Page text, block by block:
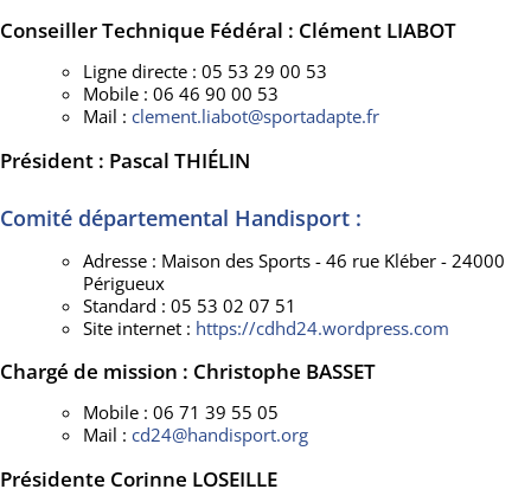
Conseiller Technique Fédéral : Clément LIABOT
Ligne directe : 05 53 29 00 53
Mobile : 06 46 90 00 53
Mail : clement.liabot@sportadapte.fr
Président : Pascal THIÉLIN
Comité départemental Handisport :
Adresse : Maison des Sports - 46 rue Kléber - 24000
Périgueux
Standard : 05 53 02 07 51
Site internet : https://cdhd24.wordpress.com
Chargé de mission : Christophe BASSET
Mobile : 06 71 39 55 05
Mail : cd24@handisport.org
Présidente Corinne LOSEILLE